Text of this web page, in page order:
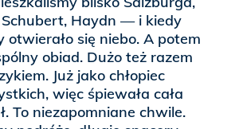
Haydn — i kiedy
otwierało się niebo. A potem
obiad. Dużo też razem
Już jako chłopiec
więc śpiewała cała
To niezapomniane chwile.